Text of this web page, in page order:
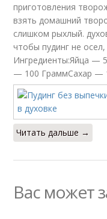
приготовления
взять домашний
слишком рыхлый.
чтобы пудинг не
Ингредиенты:Яйца —
— 100 ГраммСахар —
Читать дальше →
Вас может